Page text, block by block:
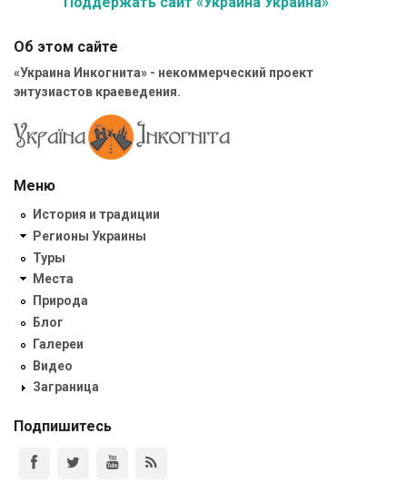
Об этом сайте
«Украина Инкогнита» - некоммерческий проект
энтузиастов краеведения.
Меню
История и традиции
Регионы Украины
Туры
Места
Природа
Блог
Галереи
Видео
Заграница
Подпишитесь